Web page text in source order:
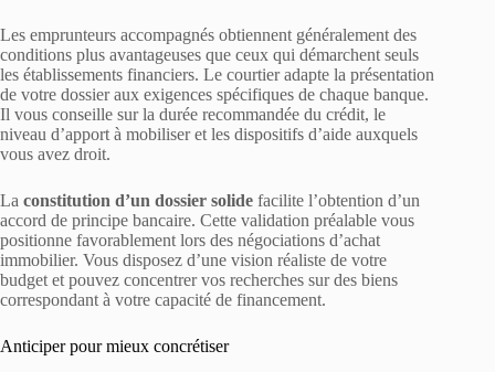
Les emprunteurs accompagnés obtiennent généralement des
conditions plus avantageuses que ceux qui démarchent seuls
les établissements financiers. Le courtier adapte la présentation
de votre dossier aux exigences spécifiques de chaque banque.
Il vous conseille sur la durée recommandée du crédit, le
niveau d’apport à mobiliser et les dispositifs d’aide auxquels
vous avez droit.
La constitution d’un dossier solide facilite l’obtention d’un
accord de principe bancaire. Cette validation préalable vous
positionne favorablement lors des négociations d’achat
immobilier. Vous disposez d’une vision réaliste de votre
budget et pouvez concentrer vos recherches sur des biens
correspondant à votre capacité de financement.
Anticiper pour mieux concrétiser